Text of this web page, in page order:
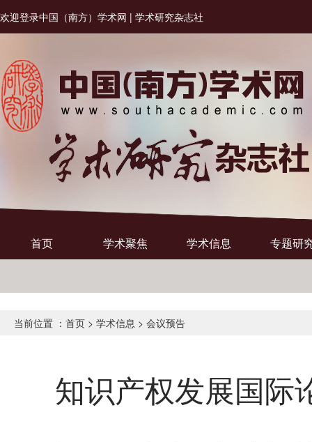
欢迎登录中国（南方）学术网 | 学术研究杂志社
首页 学术聚焦 学术信息 专题研
当前位置 ： 首页 > 学术信息 > 会议预告
知识产权发展国际